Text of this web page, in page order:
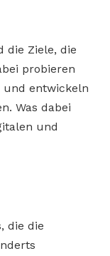
die Ziele, die
probieren
und entwickeln
Was dabei
und
die die